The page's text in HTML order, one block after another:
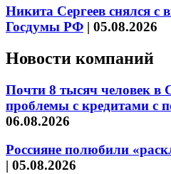
Никита Сергеев снялся с
Госдумы РФ | 05.08.2026
Новости компаний
Почти 8 тысяч человек
проблемы с кредитами с
06.08.2026
Россияне полюбили
| 05.08.2026